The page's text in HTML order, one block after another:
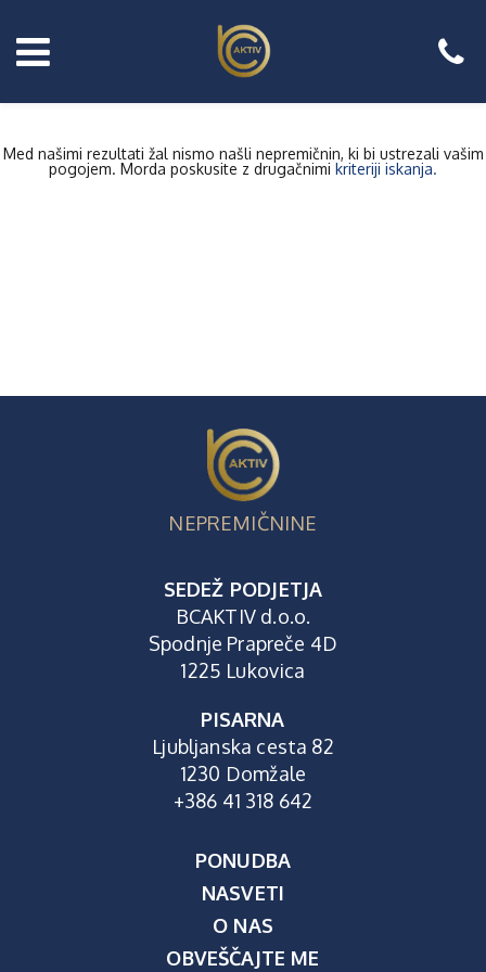
Med našimi rezultati žal nismo našli nepremičnin, ki bi ustrezali vašim
pogojem. Morda poskusite z drugačnimi kriteriji iskanja.
NEPREMIČNINE
SEDEŽ PODJETJA
BCAKTIV d.o.o.
Spodnje Prapreče 4D
1225 Lukovica
PISARNA
Ljubljanska cesta 82
1230 Domžale
+386 41 318 642
PONUDBA
NASVETI
O NAS
OBVEŠČAJTE ME